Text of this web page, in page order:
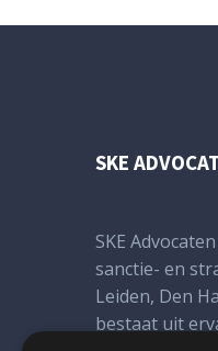
SKE
SKE
sanctie- en
Leiden, Den
bestaat uit